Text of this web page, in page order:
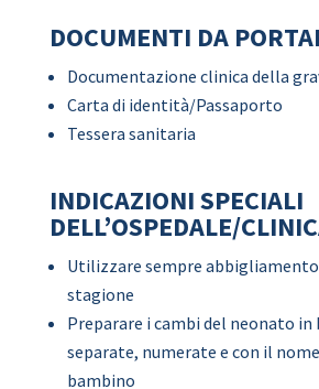
DOCUMENTI DA
Documentazione clinica della
Carta di identità/Passaporto
Tessera sanitaria
INDICAZIONI SPECIALI
DELL’OSPEDALE/
Utilizzare sempre
stagione
Preparare i cambi del neonato in
separate, numerate e con il
bambino